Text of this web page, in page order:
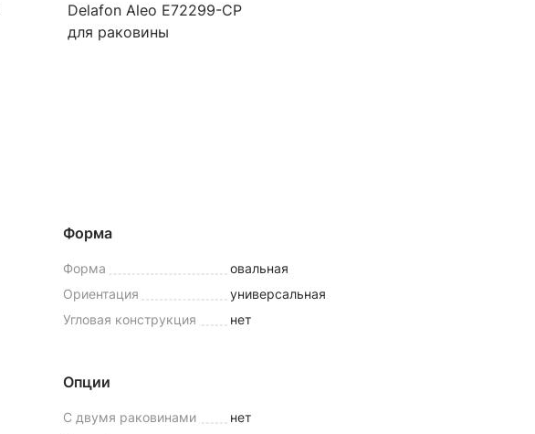
Delafon Aleo E72299-CP
для раковины
Форма
Форма
овальная
Ориентация
универсальная
Угловая конструкция
нет
Опции
С двумя раковинами
нет